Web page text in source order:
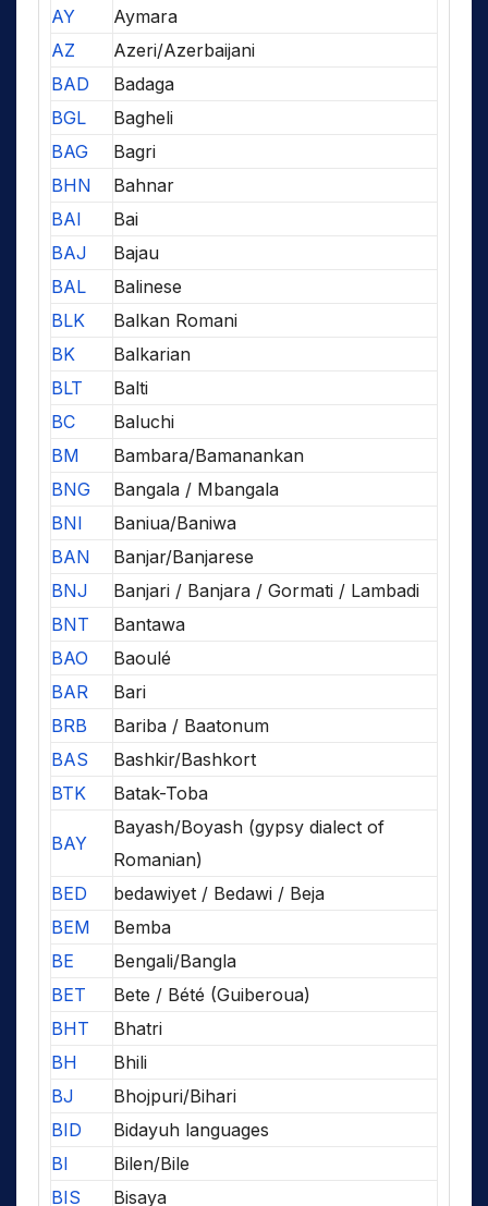
AY
Aymara
AZ
Azeri/Azerbaijani
BAD
Badaga
BGL
Bagheli
BAG
Bagri
BHN
Bahnar
BAI
Bai
BAJ
Bajau
BAL
Balinese
BLK
Balkan Romani
BK
Balkarian
BLT
Balti
BC
Baluchi
BM
Bambara/Bamanankan
BNG
Bangala / Mbangala
BNI
Baniua/Baniwa
BAN
Banjar/Banjarese
BNJ
Banjari / Banjara / Gormati / Lambadi
BNT
Bantawa
BAO
Baoulé
BAR
Bari
BRB
Bariba / Baatonum
BAS
Bashkir/Bashkort
BTK
Batak-Toba
BAY
Bayash/Boyash (gypsy dialect of
Romanian)
BED
bedawiyet / Bedawi / Beja
BEM
Bemba
BE
Bengali/Bangla
BET
Bete / Bété (Guiberoua)
BHT
Bhatri
BH
Bhili
BJ
Bhojpuri/Bihari
BID
Bidayuh languages
BI
Bilen/Bile
BIS
Bisaya